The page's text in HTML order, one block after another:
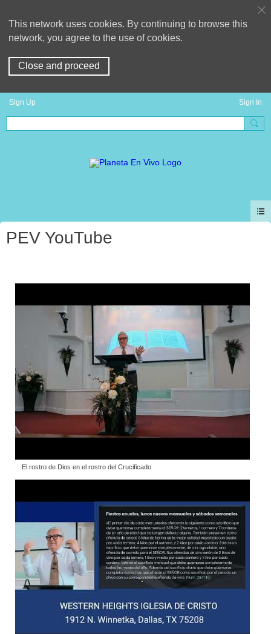
This network uses cookies. By continuing to browse this
network, you agree to the use of cookies.
Close and proceed
Sign Up Sign In
PEV YouTube
El rostro de Dios en el rostro del Crucificado